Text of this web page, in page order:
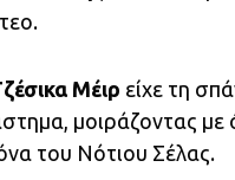
Μέιρ είχε τη
μοιράζοντας με
του Νότιου Σέλας.